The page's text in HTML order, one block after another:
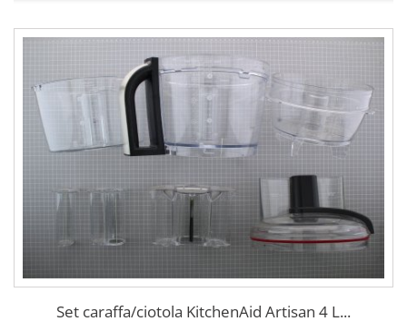
Set caraffa/ciotola KitchenAid Artisan 4 L...